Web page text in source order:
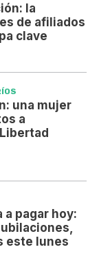
la
de afiliados
clave
una mujer
a
a pagar hoy:
este lunes